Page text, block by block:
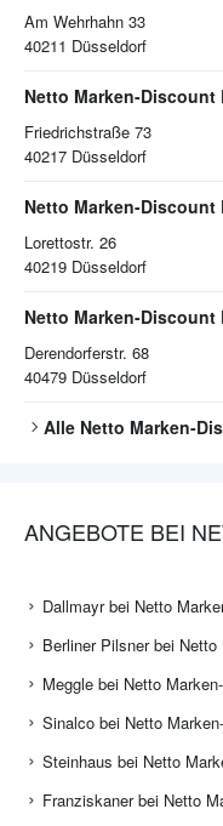
Am Wehrhahn 33
40211 Düsseldorf
Friedrichstraße 73
40217 Düsseldorf
Lorettostr. 26
40219 Düsseldorf
Derendorferstr. 68
40479 Düsseldorf
Alle Netto Marken-
ANGEBOTE BEI
Dallmayr bei Netto
Berliner Pilsner bei
Meggle bei Netto
Sinalco bei Netto
Steinhaus bei Netto
Franziskaner bei Netto